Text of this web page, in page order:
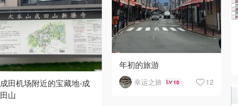
年初的旅游
幸运之旅 10 12
成田机场附近的宝藏地-成
田山